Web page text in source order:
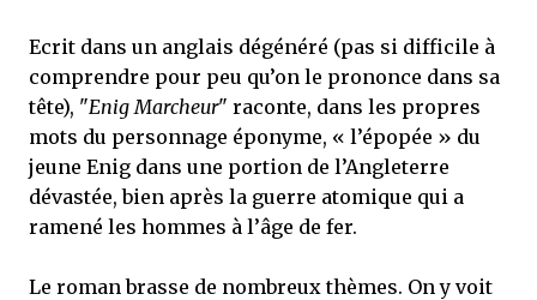
Ecrit dans un anglais dégénéré (pas si difficile à
comprendre pour peu qu’on le prononce dans sa
tête), "Enig Marcheur" raconte, dans les propres
mots du personnage éponyme, « l’épopée » du
jeune Enig dans une portion de l’Angleterre
dévastée, bien après la guerre atomique qui a
ramené les hommes à l’âge de fer.
Le roman brasse de nombreux thèmes. On y voit